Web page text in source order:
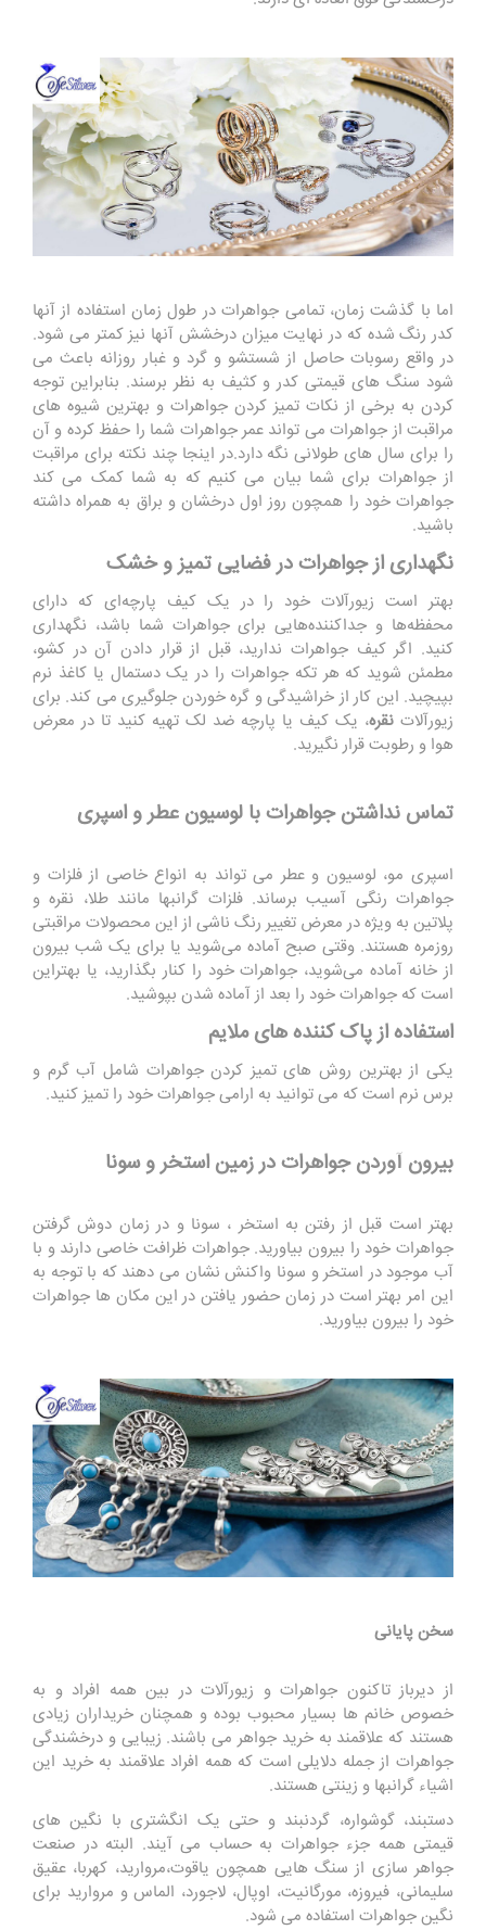
اما با گذشت زمان، تمامی جواهرات در طول زمان استفاده از آنها
کدر رنگ شده که در نهایت میزان درخشش آنها نیز کمتر می شود.
در واقع رسوبات حاصل از شستشو و گرد و غبار روزانه باعث می
شود سنگ های قیمتی کدر و کثیف به نظر برسند. بنابراین توجه
کردن به برخی از نکات تمیز کردن جواهرات و بهترین شیوه های
مراقبت از جواهرات می تواند عمر جواهرات شما را حفظ کرده و آن
را برای سال های طولانی نگه دارد.در اینجا چند نکته برای مراقبت
از جواهرات برای شما بیان می کنیم که به شما کمک می کند
جواهرات خود را همچون روز اول درخشان و براق به همراه داشته
باشید.
نگهداری از جواهرات در فضایی تمیز و خشک
بهتر است زیورآلات خود را در یک کیف پارچه‌ای که دارای
محفظه‌ها و جداکننده‌هایی برای جواهرات شما باشد، نگهداری
کنید. اگر کیف جواهرات ندارید، قبل از قرار دادن آن در کشو،
مطمئن شوید که هر تکه جواهرات را در یک دستمال یا کاغذ نرم
بپیچید. این کار از خراشیدگی و گره خوردن جلوگیری می کند. برای
زیورآلات نقره، یک کیف یا پارچه ضد لک تهیه کنید تا در معرض
هوا و رطوبت قرار نگیرید.
تماس نداشتن جواهرات با لوسیون عطر و اسپری
اسپری مو، لوسیون و عطر می تواند به انواع خاصی از فلزات و
جواهرات رنگی آسیب برساند. فلزات گرانبها مانند طلا، نقره و
پلاتین به ویژه در معرض تغییر رنگ ناشی از این محصولات مراقبتی
روزمره هستند. وقتی صبح آماده می‌شوید یا برای یک شب بیرون
از خانه آماده می‌شوید، جواهرات خود را کنار بگذارید، یا بهتراین
است که جواهرات خود را بعد از آماده شدن بپوشید.
استفاده از پاک کننده های ملایم
یکی از بهترین روش های تمیز کردن جواهرات شامل آب گرم و
برس نرم است که می توانید به ارامی جواهرات خود را تمیز کنید.
بیرون آوردن جواهرات در زمین استخر و سونا
بهتر است قبل از رفتن به استخر ، سونا و در زمان دوش گرفتن
جواهرات خود را بیرون بیاورید. جواهرات ظرافت خاصی دارند و با
آب موجود در استخر و سونا واکنش نشان می دهند که با توجه به
این امر بهتر است در زمان حضور یافتن در این مکان ها جواهرات
خود را بیرون بیاورید.
سخن پایانی
از دیرباز تاکنون جواهرات و زیورآلات در بین همه افراد و به
خصوص خانم ها بسیار محبوب بوده و همچنان خریداران زیادی
هستند که علاقمند به خرید جواهر می باشند. زیبایی و درخشندگی
جواهرات از جمله دلایلی است که همه افراد علاقمند به خرید این
اشیاء گرانبها و زینتی هستند.
دستبند، گوشواره، گردنبند و حتی یک انگشتری با نگین های
قیمتی همه جزء جواهرات به حساب می آیند. البته در صنعت
جواهر سازی از سنگ هایی همچون یاقوت،مروارید، کهربا، عقیق
سلیمانی، فیروزه، مورگانیت، اوپال، لاجورد، الماس و مروارید برای
نگین جواهرات استفاده می شود.